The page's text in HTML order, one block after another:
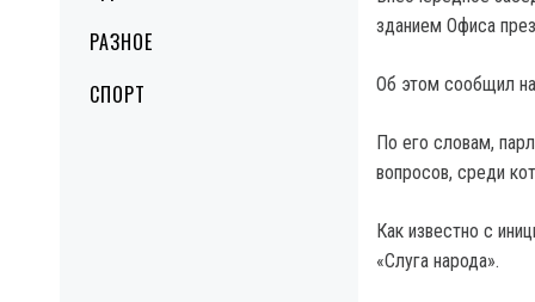
РАЗНОЕ
СПОРТ
зданием Офиса
Об этом сообщил
По его словам,
вопросов, среди
Как известно с
«Слуга народа».